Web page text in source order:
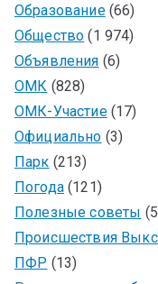
Образование(66)
Общество (1 974)
Объявления (6)
ОМК (828)
ОМК-Участие(17)
Официально (3)
Парк (213)
Погода(121)
Полезные советы
Происшествия
ПФР (13)